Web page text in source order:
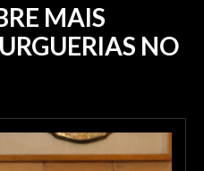
MAIS
NO